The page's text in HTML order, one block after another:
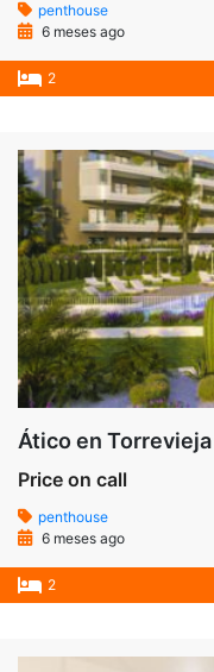
penthouse
6 meses ago
2
Ático en Torrevieja
Price on call
penthouse
6 meses ago
2